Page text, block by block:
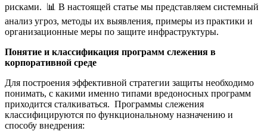
рисками. 📊 В настоящей статье мы представляем системный
анализ угроз, методы их выявления, примеры из практики и
организационные меры по защите инфраструктуры.
Понятие и классификация программ слежения в
корпоративной среде
Для построения эффективной стратегии защиты необходимо
понимать, с какими именно типами вредоносных программ
приходится сталкиваться. Программы слежения
классифицируются по функциональному назначению и
способу внедрения: